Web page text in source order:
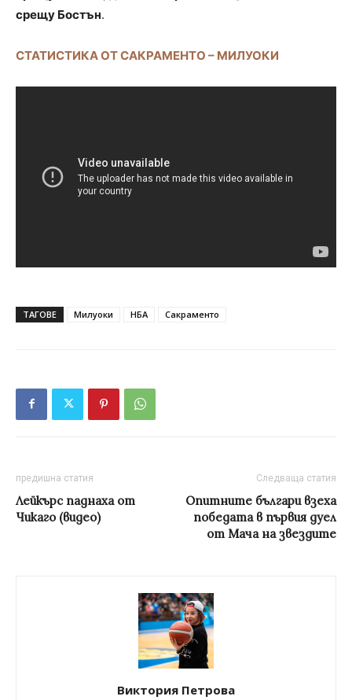
срещу Бостън.
СТАТИСТИКА ОТ САКРАМЕНТО – МИЛУОКИ
ТАГОВЕ Милуоки НБА Сакраменто
предишна статия
Лейкърс паднаха от
Чикаго (видео)
Следваща статия
Опитните българи взеха
победата в първия дуел
от Мача на звездите
Виктория Петрова